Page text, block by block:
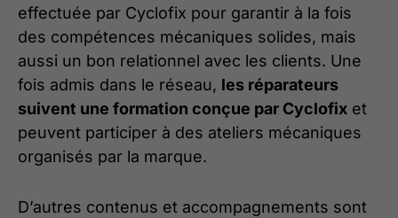
effectuée par Cyclofix pour garantir à la fois
des compétences mécaniques solides, mais
aussi un bon relationnel avec les clients. Une
fois admis dans le réseau, les réparateurs
suivent une formation conçue par Cyclofix et
peuvent participer à des ateliers mécaniques
organisés par la marque.
D’autres contenus et accompagnements sont